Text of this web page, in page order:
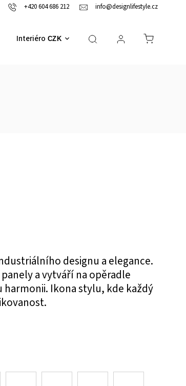
+420 604 686 212 info@designlifestyle.cz
CZK
Interiérové doplňky
designu a elegance.
a vytváří na opěradle
harmonii. Ikona stylu, kde každý